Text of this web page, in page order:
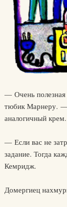
— Очень
тюбик Марнеру. —
аналогичный крем.
— Если вас не
задание. Тогда
Кемридж.
Домергиец